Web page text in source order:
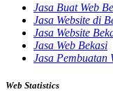
Jasa Buat Web
Jasa Website di
Jasa Website
Jasa Web Bekasi
Jasa Pembuatan
Web Statistics